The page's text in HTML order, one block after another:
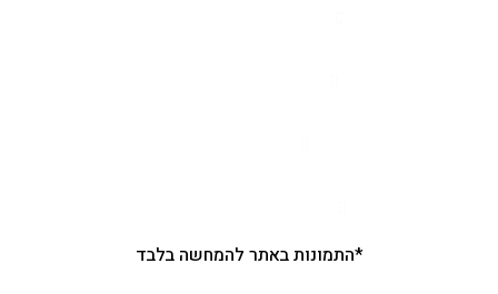
*התמונות באתר להמחשה בלבד